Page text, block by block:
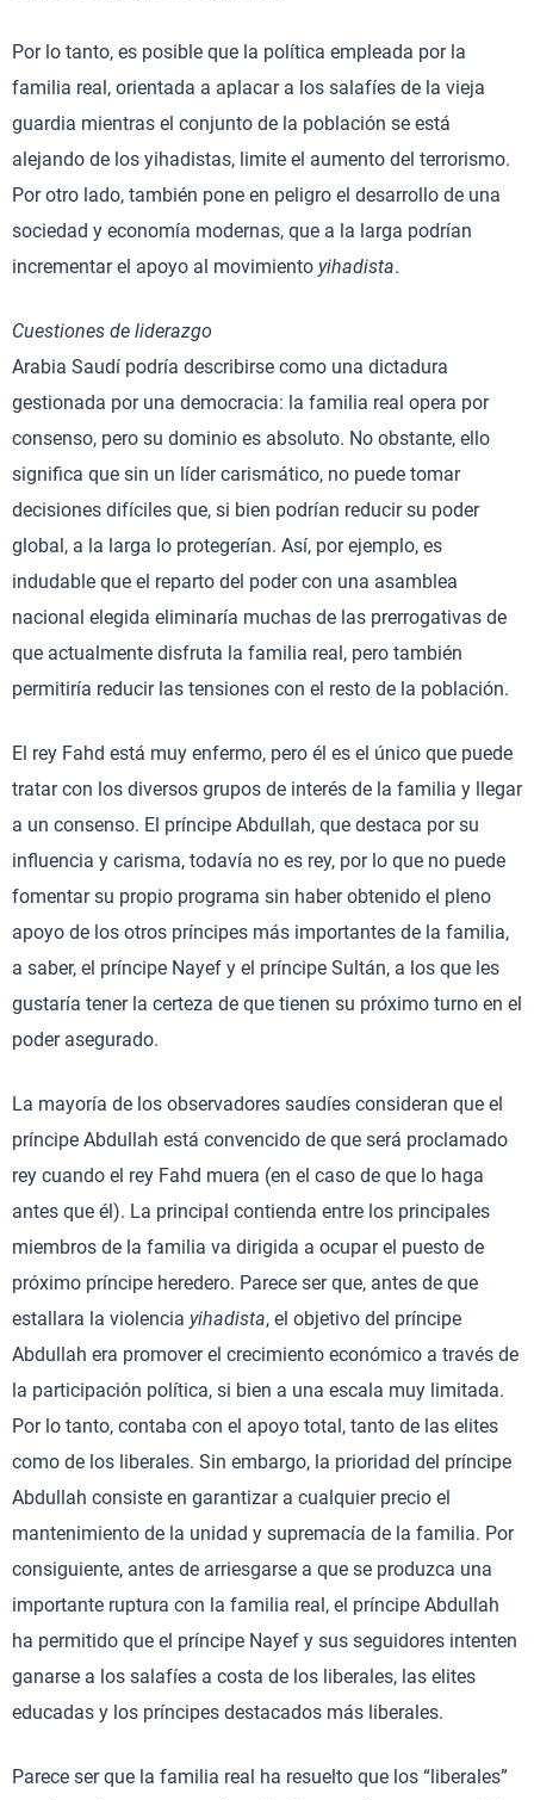
Por lo tanto, es posible que la política empleada por la
familia real, orientada a aplacar a los salafíes de la vieja
guardia mientras el conjunto de la población se está
alejando de los yihadistas, limite el aumento del terrorismo.
Por otro lado, también pone en peligro el desarrollo de una
sociedad y economía modernas, que a la larga podrían
incrementar el apoyo al movimiento yihadista.
Cuestiones de liderazgo
Arabia Saudí podría describirse como una dictadura
gestionada por una democracia: la familia real opera por
consenso, pero su dominio es absoluto. No obstante, ello
significa que sin un líder carismático, no puede tomar
decisiones difíciles que, si bien podrían reducir su poder
global, a la larga lo protegerían. Así, por ejemplo, es
indudable que el reparto del poder con una asamblea
nacional elegida eliminaría muchas de las prerrogativas de
que actualmente disfruta la familia real, pero también
permitiría reducir las tensiones con el resto de la población.
El rey Fahd está muy enfermo, pero él es el único que puede
tratar con los diversos grupos de interés de la familia y llegar
a un consenso. El príncipe Abdullah, que destaca por su
influencia y carisma, todavía no es rey, por lo que no puede
fomentar su propio programa sin haber obtenido el pleno
apoyo de los otros príncipes más importantes de la familia,
a saber, el príncipe Nayef y el príncipe Sultán, a los que les
gustaría tener la certeza de que tienen su próximo turno en el
poder asegurado.
La mayoría de los observadores saudíes consideran que el
príncipe Abdullah está convencido de que será proclamado
rey cuando el rey Fahd muera (en el caso de que lo haga
antes que él). La principal contienda entre los principales
miembros de la familia va dirigida a ocupar el puesto de
próximo príncipe heredero. Parece ser que, antes de que
estallara la violencia yihadista, el objetivo del príncipe
Abdullah era promover el crecimiento económico a través de
la participación política, si bien a una escala muy limitada.
Por lo tanto, contaba con el apoyo total, tanto de las elites
como de los liberales. Sin embargo, la prioridad del príncipe
Abdullah consiste en garantizar a cualquier precio el
mantenimiento de la unidad y supremacía de la familia. Por
consiguiente, antes de arriesgarse a que se produzca una
importante ruptura con la familia real, el príncipe Abdullah
ha permitido que el príncipe Nayef y sus seguidores intenten
ganarse a los salafíes a costa de los liberales, las elites
educadas y los príncipes destacados más liberales.
Parece ser que la familia real ha resuelto que los “liberales”